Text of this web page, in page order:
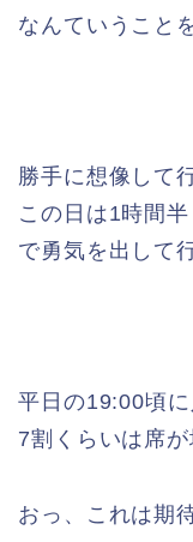
なんていうこと
勝手に想像して
この日は1時間
で勇気を出して
平日の19:00頃
7割くらいは席が
おっ、これは期